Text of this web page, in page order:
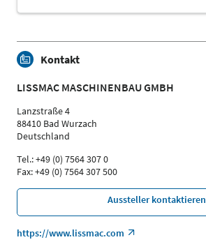
Kontakt
LISSMAC MASCHINENBAU GMBH
Lanzstraße 4
88410 Bad Wurzach
Deutschland
Tel.: +49 (0) 7564 307 0
Fax: +49 (0) 7564 307 500
Aussteller kontaktieren
https://www.lissmac.com